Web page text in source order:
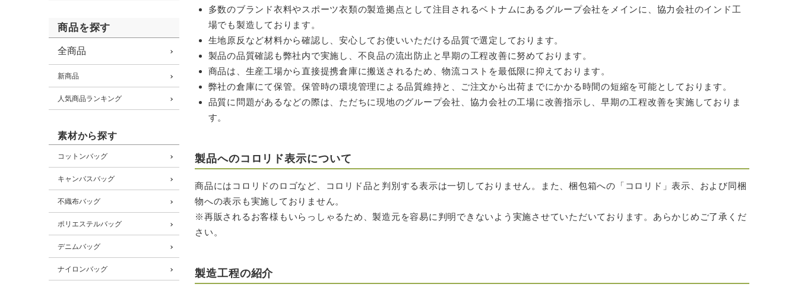
商品を探す
全商品
新商品
人気商品ランキング
素材から探す
コットンバッグ
キャンバスバッグ
不織布バッグ
ポリエステルバッグ
デニムバッグ
ナイロンバッグ
多数のブランド衣料やスポーツ衣類の製造拠点として注目されるベトナムにあるグループ会社をメインに、協力会社のインド工
場でも製造しております。
生地原反など材料から確認し、安心してお使いいただける品質で選定しております。
製品の品質確認も弊社内で実施し、不良品の流出防止と早期の工程改善に努めております。
商品は、生産工場から直接提携倉庫に搬送されるため、物流コストを最低限に抑えております。
弊社の倉庫にて保管。保管時の環境管理による品質維持と、ご注文から出荷までにかかる時間の短縮を可能としております。
品質に問題があるなどの際は、ただちに現地のグループ会社、協力会社の工場に改善指示し、早期の工程改善を実施しておりま
す。
製品へのコロリド表示について
商品にはコロリドのロゴなど、コロリド品と判別する表示は一切しておりません。また、梱包箱への「コロリド」表示、および同梱
物への表示も実施しておりません。
※再販されるお客様もいらっしゃるため、製造元を容易に判明できないよう実施させていただいております。あらかじめご了承くだ
さい。
製造工程の紹介